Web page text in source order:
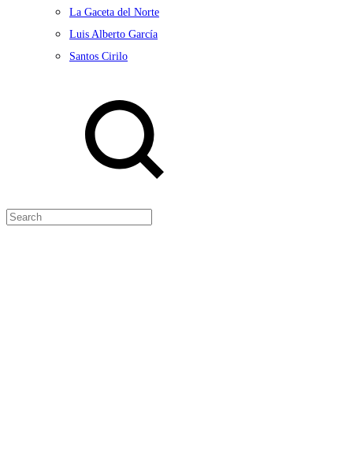
La Gaceta del Norte
Luis Alberto García
Santos Cirilo